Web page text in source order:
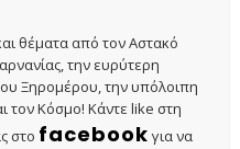
θέματα από τον Αστακό
την ευρύτερη
Ξηρομέρου, την υπόλοιπη
τον Κόσμο! Κάντε like στη
στο facebook για να